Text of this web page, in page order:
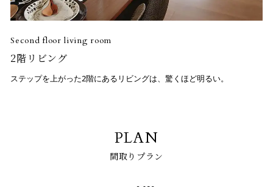
Second floor living room
2階リビング
ステップを上がった2階にあるリビングは、驚くほど明るい。
PLAN
間取りプラン